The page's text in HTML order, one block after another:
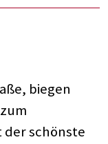
biegen
der schönste